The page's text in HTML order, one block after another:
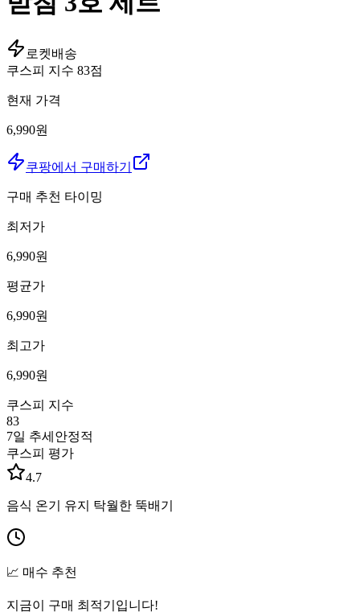
로켓배송
쿠스피 지수 83점
현재 가격
6,990원
쿠팡에서 구매하기
구매 추천 타이밍
최저가
6,990원
평균가
6,990원
최고가
6,990원
쿠스피 지수
83
7일 추세 안정적
쿠스피 평가
4.7
음식 온기 유지 탁월한 뚝배기
📈 매수 추천
지금이 구매 최적기입니다!